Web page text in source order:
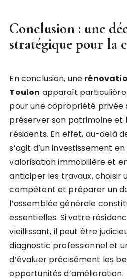
Conclusion : une
stratégique pour la
En conclusion, une
Toulon apparaît
pour une copropriété privée
préserver son patrimoine et
résidents. En effet, au-delà
s’agit d’un investissement
valorisation immobilière et
anticiper les travaux, choisir
compétent et préparer un
l’assemblée générale
essentielles. Si votre
vieillissant, il peut être
diagnostic professionnel et
d’évaluer précisément les
opportunités d’amélioration.